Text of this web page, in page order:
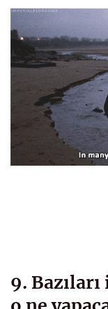
9.